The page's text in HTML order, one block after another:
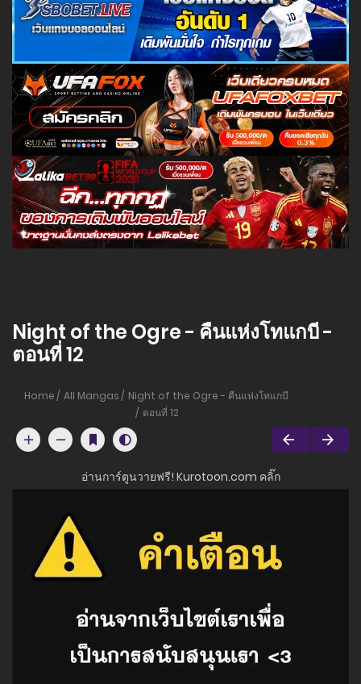
Night of the Ogre - คืนแห่งโทแกบี -
ตอนที่ 12
Home All Mangas
Night of the Ogre - คืนแห่งโทแกบี
ตอนที่ 12
อ่านการ์ตูนวายฟรี! Kurotoon.com คลิ๊ก